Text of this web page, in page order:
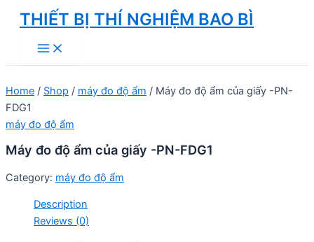
Skip
content
THIẾT BỊ THÍ NGHIỆM BAO BÌ
Main
Menu
Home / Shop / máy đo độ ẩm / Máy đo độ ẩm của giấy -PN-
FDG1
máy đo độ ẩm
Máy đo độ ẩm của giấy -PN-FDG1
Category: máy đo độ ẩm
Description
Reviews (0)